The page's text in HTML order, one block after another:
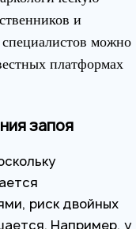
и
можно
платформах
запоя
риск двойных
Например, у